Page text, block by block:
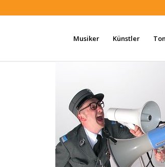
Musiker Künstler